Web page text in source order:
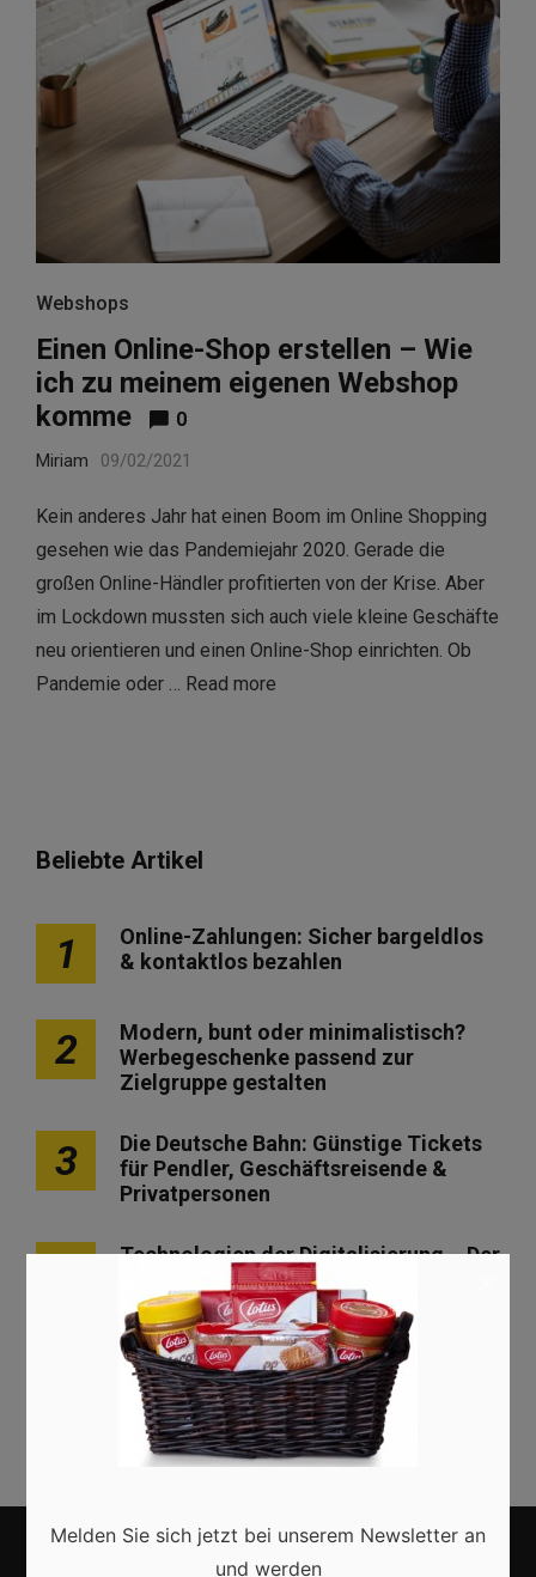
Webshops
Einen Online-Shop erstellen – Wie
ich zu meinem eigenen Webshop
komme
0
Miriam 09/02/2021
Kein anderes Jahr hat einen Boom im Online Shopping
gesehen wie das Pandemiejahr 2020. Gerade die
großen Online-Händler profitierten von der Krise. Aber
im Lockdown mussten sich auch viele kleine Geschäfte
neu orientieren und einen Online-Shop einrichten. Ob
Pandemie oder … Read more
Beliebte Artikel
1
Online-Zahlungen: Sicher bargeldlos
& kontaktlos bezahlen
2
Modern, bunt oder minimalistisch?
Werbegeschenke passend zur
Zielgruppe gestalten
3
Die Deutsche Bahn: Günstige Tickets
für Pendler, Geschäftsreisende &
Privatpersonen
Technologien der Digitalisierung – Der
Wandel im Überblick
Einen Online-Shop erstellen – Wie ich
zu meinem eigenen Webshop komme
Melden Sie sich jetzt bei unserem Newsletter an
und werden